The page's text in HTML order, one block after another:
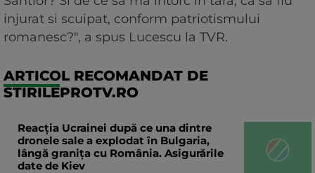
injurat si scuipat, conform patriotismului
romanesc?", a spus Lucescu la TVR.
ARTICOL RECOMANDAT DE
STIRILEPROTV.RO
Reacția Ucrainei după ce una dintre
dronele sale a explodat în Bulgaria,
lângă granița cu România. Asigurările
date de Kiev